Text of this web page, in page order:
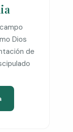
Dios
de